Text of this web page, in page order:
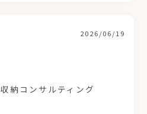
2026/06/19
納コンサルティング